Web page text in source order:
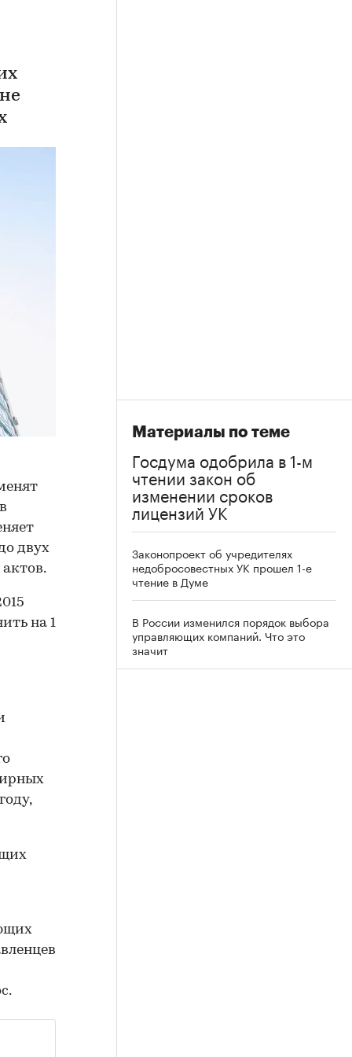
двух
на 1
Материалы по теме
Госдума одобрила в 1-м
чтении закон об
изменении сроков
лицензий УК
Законопроект об учредителях
недобросовестных УК прошел 1-е
чтение в Думе
В России изменился порядок выбора
управляющих компаний. Что это
значит